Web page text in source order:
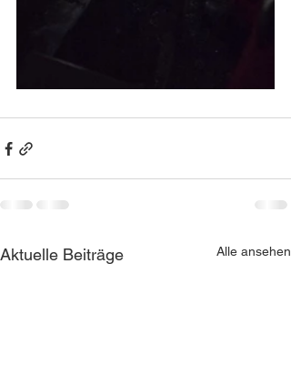
Aktuelle Beiträge Alle ansehen